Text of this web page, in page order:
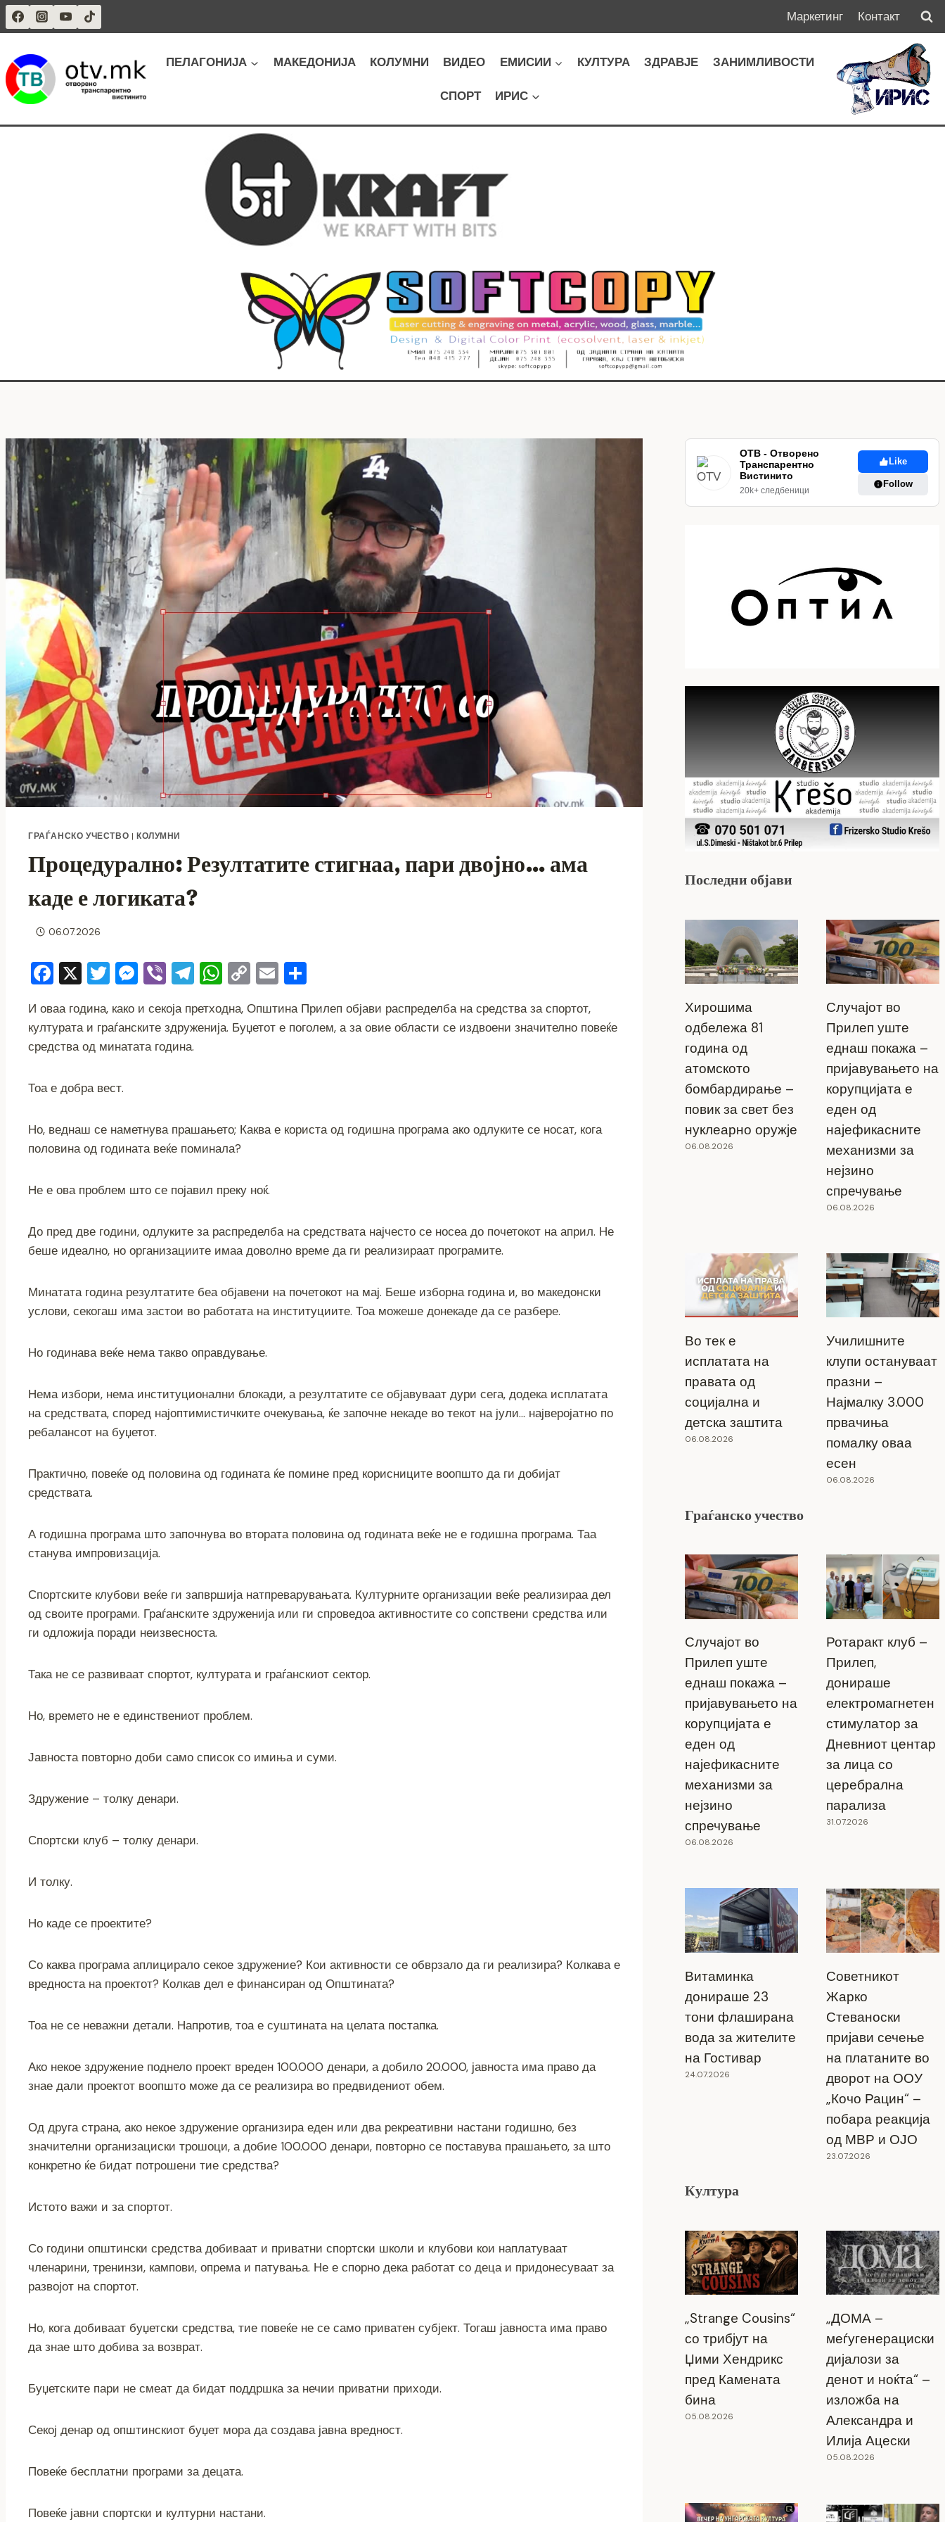
Skip
to
Маркетинг Контакт
ПЕЛАГОНИЈА МАКЕДОНИЈА КОЛУМНИ ВИДЕО ЕМИСИИ КУЛТУРА ЗДРАВЈЕ ЗАНИМЛИВОСТИ
СПОРТ ИРИС
ГРАЃАНСКО УЧЕСТВО | КОЛУМНИ
Процедурално: Резултатите стигнаа, пари двојно… ама
каде е логиката?
06.07.2026
F
c
e
b
o
k
X T
tt
er
M
ss
e
Vi
er
T
e
gr
W
at
s
C
p
y
E
ai
l
ar
e
И оваа година, како и секоја претходна, Општина Прилеп објави распределба на средства за спортот,
културата и граѓанските здруженија. Буџетот е поголем, а за овие области се издвоени значително повеќе
средства од минатата година.
Тоа е добра вест.
Но, веднаш се наметнува прашањето; Каква е користа од годишна програма ако одлуките се носат, кога
половина од годината веќе поминала?
Не е ова проблем што се појавил преку ноќ.
До пред две години, одлуките за распределба на средствата најчесто се носеа до почетокот на април. Не
беше идеално, но организациите имаа доволно време да ги реализираат програмите.
Минатата година резултатите беа објавени на почетокот на мај. Беше изборна година и, во македонски
услови, секогаш има застои во работата на институциите. Тоа можеше донекаде да се разбере.
Но годинава веќе нема такво оправдување.
Нема избори, нема институционални блокади, а резултатите се објавуваат дури сега, додека исплатата
на средствата, според најоптимистичките очекувања, ќе започне некаде во текот на јули… најверојатно по
ребалансот на буџетот.
Практично, повеќе од половина од годината ќе помине пред корисниците воопшто да ги добијат
средствата.
А годишна програма што започнува во втората половина од годината веќе не е годишна програма. Таа
станува импровизација.
Спортските клубови веќе ги запвршија натпреварувањата. Културните организации веќе реализираа дел
од своите програми. Граѓанските здруженија или ги спроведоа активностите со сопствени средства или
ги одложија поради неизвесноста.
Така не се развиваат спортот, културата и граѓанскиот сектор.
Но, времето не е единствениот проблем.
Јавноста повторно доби само список со имиња и суми.
Здружение – толку денари.
Спортски клуб – толку денари.
И толку.
Но каде се проектите?
Со каква програма аплицирало секое здружение? Кои активности се обврзало да ги реализира? Колкава е
вредноста на проектот? Колкав дел е финансиран од Општината?
Тоа не се неважни детали. Напротив, тоа е суштината на целата постапка.
Ако некое здружение поднело проект вреден 100.000 денари, а добило 20.000, јавноста има право да
знае дали проектот воопшто може да се реализира во предвидениот обем.
Од друга страна, ако некое здружение организира еден или два рекреативни настани годишно, без
значителни организациски трошоци, а добие 100.000 денари, повторно се поставува прашањето, за што
конкретно ќе бидат потрошени тие средства?
Истото важи и за спортот.
Со години општински средства добиваат и приватни спортски школи и клубови кои наплатуваат
членарини, тренинзи, кампови, опрема и патувања. Не е спорно дека работат со деца и придонесуваат за
развојот на спортот.
Но, кога добиваат буџетски средства, тие повеќе не се само приватен субјект. Тогаш јавноста има право
да знае што добива за возврат.
Буџетските пари не смеат да бидат поддршка за нечии приватни приходи.
Секој денар од општинскиот буџет мора да создава јавна вредност.
Повеќе бесплатни програми за децата.
Повеќе јавни спортски и културни настани.
ОТВ - Отворено
Транспарентно
Вистинито
20k+ следбеници
Like
Follow
Последни објави
Хирошима
одбележа 81
година од
атомското
бомбардирање –
повик за свет без
нуклеарно оружје
06.08.2026
Случајот во
Прилеп уште
еднаш покажа –
пријавувањето на
корупцијата е
еден од
најефикасните
механизми за
нејзино
спречување
06.08.2026
Во тек е
исплатата на
правата од
социјална и
детска заштита
06.08.2026
Училишните
клупи остануваат
празни –
Најмалку 3.000
првачиња
помалку оваа
есен
06.08.2026
Граѓанско учество
Случајот во
Прилеп уште
еднаш покажа –
пријавувањето на
корупцијата е
еден од
најефикасните
механизми за
нејзино
спречување
06.08.2026
Ротаракт клуб –
Прилеп,
донираше
електромагнетен
стимулатор за
Дневниот центар
за лица со
церебрална
парализа
31.07.2026
Витаминка
донираше 23
тони флаширана
вода за жителите
на Гостивар
24.07.2026
Советникот
Жарко
Стеваноски
пријави сечење
на платаните во
дворот на ООУ
„Кочо Рацин“ –
побара реакција
од МВР и ОЈО
23.07.2026
Култура
„Strange Cousins“
со трибјут на
Џими Хендрикс
пред Камената
бина
05.08.2026
„ДОМА –
меѓугенерациски
дијалози за
денот и ноќта“ –
изложба на
Александра и
Илија Ацески
05.08.2026